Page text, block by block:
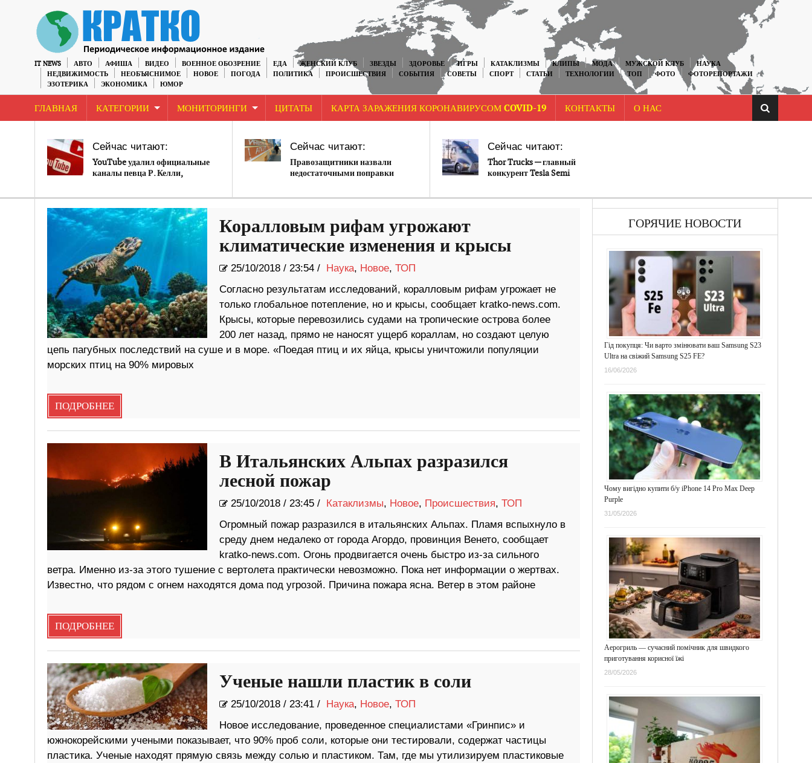
IT NEWS АВТО АФИША ВИДЕО ВОЕННОЕ ОБОЗРЕНИЕ ЕДА ЖЕНСКИЙ КЛУБ ЗВЕЗДЫ ЗДОРОВЬЕ ИГРЫ КАТАКЛИЗМЫ КЛИПЫ МОДА МУЖСКОЙ КЛУБ
НАУКА
НЕДВИЖИМОСТЬ
НЕОБЪЯСНИМОЕ НОВОЕ ПОГОДА ПОЛИТИКА ПРОИСШЕСТВИЯ СОБЫТИЯ СОВЕТЫ СПОРТ СТАТЬИ ТЕХНОЛОГИИ ТОП ФОТО
ФОТОРЕПОРТАЖИ
ЭЗОТЕРИКА
ЭКОНОМИКА ЮМОР
ГЛАВНАЯ КАТЕГОРИИ МОНИТОРИНГИ ЦИТАТЫ КАРТА ЗАРАЖЕНИЯ КОРОНАВИРУСОМ COVID-19 КОНТАКТЫ О НАС
Сейчас читают:
YouTube удалил официальные
каналы певца Р. Келли,
сексуальной почве
Сейчас читают:
Правозащитники назвали
недостаточными поправки
Сейчас читают:
Thor Trucks — главный
конкурент Tesla Semi
Коралловым рифам угрожают
климатические изменения и крысы
25/10/2018/ 23:54 / Наука, Новое, ТОП
Согласно результатам исследований, коралловым рифам угрожает не
только глобальное потепление, но и крысы, сообщает kratko-news.com.
Крысы, которые перевозились судами на тропические острова более
200 лет назад, прямо не наносят ущерб кораллам, но создают целую
цепь пагубных последствий на суше и в море. «Поедая птиц и их яйца, крысы уничтожили популяции
морских птиц на 90% мировых
ПОДРОБНЕЕ
В Итальянских Альпах разразился
лесной пожар
25/10/2018/ 23:45 / Катаклизмы, Новое, Происшествия, ТОП
Огромный пожар разразился в итальянских Альпах. Пламя вспыхнуло в
среду днем ​​недалеко от города Агордо, провинция Венето, сообщает
kratko-news.com. Огонь продвигается очень быстро из-за сильного
ветра. Именно из-за этого тушение с вертолета практически невозможно. Пока нет информации о жертвах.
Известно, что рядом с огнем находятся дома под угрозой. Причина пожара ясна. Ветер в этом районе
ПОДРОБНЕЕ
Ученые нашли пластик в соли
25/10/2018/ 23:41 / Наука, Новое, ТОП
Новое исследование, проведенное специалистами «Гринпис» и
южнокорейскими учеными показывает, что 90% проб соли, которые они тестировали, содержат частицы
пластика. Ученые находят прямую связь между солью и пластиком. Там, где мы утилизируем пластиковые
ГОРЯЧИЕ НОВОСТИ
Гід покупця: Чи варто змінювати ваш Samsung S23
Ultra на свіжий Samsung S25 FE?
16/06/2026
Чому вигідно купити б/у iPhone 14 Pro Max Deep
Purple
31/05/2026
Аерогриль — сучасний помічник для швидкого
приготування корисної їжі
28/05/2026